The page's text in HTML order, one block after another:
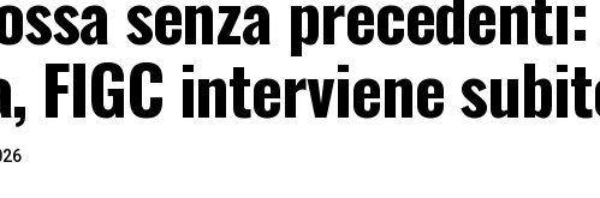
FIGC interviene